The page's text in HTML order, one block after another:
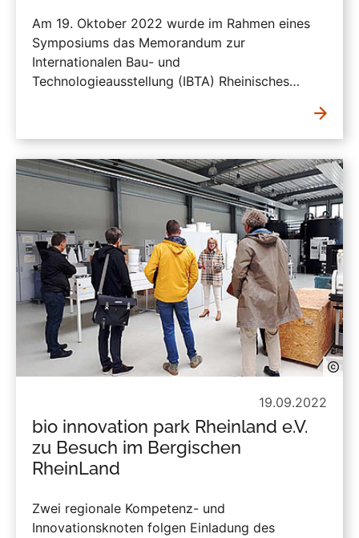
Am 19. Oktober 2022 wurde im Rahmen eines
Symposiums das Memorandum zur
Internationalen Bau- und
Technologieausstellung (IBTA) Rheinisches…
19.09.2022
bio innovation park Rheinland e.V.
zu Besuch im Bergischen
RheinLand
Zwei regionale Kompetenz- und
Innovationsknoten folgen Einladung des